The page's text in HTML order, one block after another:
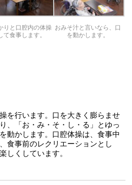
りと口腔内の体操
て食事します。
おみそ汁と言いなら、口
を動かします。
を行います。口を大きく膨らませ
、「お・み・そ・し・る」とゆっ
動かします。口腔体操は、食事中
食事前のレクリエーションとし
しくしています。